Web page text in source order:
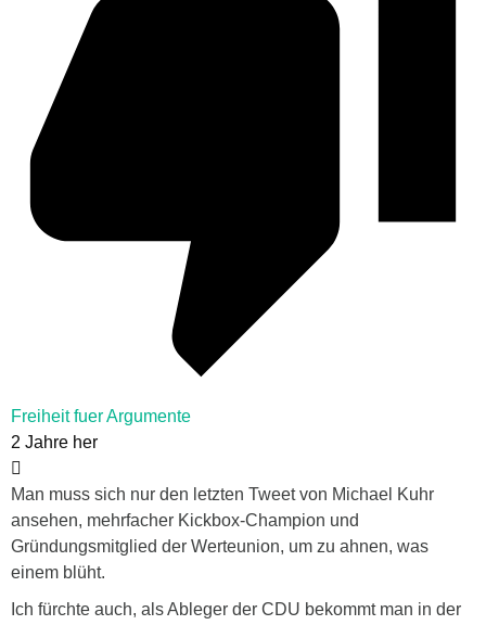
Freiheit fuer Argumente
2 Jahre her
Man muss sich nur den letzten Tweet von Michael Kuhr
ansehen, mehrfacher Kickbox-Champion und
Gründungsmitglied der Werteunion, um zu ahnen, was
einem blüht.
Ich fürchte auch, als Ableger der CDU bekommt man in der